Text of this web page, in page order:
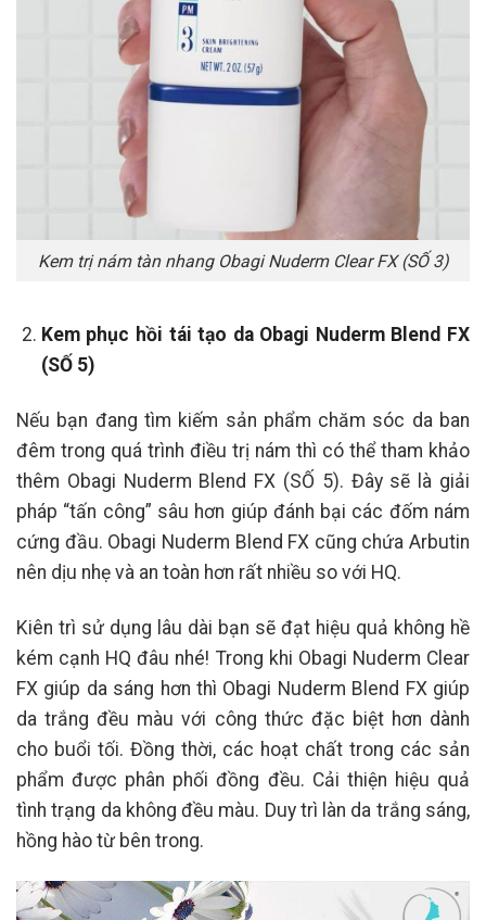
Kem trị nám tàn nhang Obagi Nuderm Clear FX (SỐ 3)
Kem phục hồi tái tạo da Obagi Nuderm Blend FX
(SỐ 5)
Nếu bạn đang tìm kiếm sản phẩm chăm sóc da ban
đêm trong quá trình điều trị nám thì có thể tham khảo
thêm Obagi Nuderm Blend FX (SỐ 5). Đây sẽ là giải
pháp “tấn công” sâu hơn giúp đánh bại các đốm nám
cứng đầu. Obagi Nuderm Blend FX cũng chứa Arbutin
nên dịu nhẹ và an toàn hơn rất nhiều so với HQ.
Kiên trì sử dụng lâu dài bạn sẽ đạt hiệu quả không hề
kém cạnh HQ đâu nhé! Trong khi Obagi Nuderm Clear
FX giúp da sáng hơn thì Obagi Nuderm Blend FX giúp
da trắng đều màu với công thức đặc biệt hơn dành
cho buổi tối. Đồng thời, các hoạt chất trong các sản
phẩm được phân phối đồng đều. Cải thiện hiệu quả
tình trạng da không đều màu. Duy trì làn da trắng sáng,
hồng hào từ bên trong.